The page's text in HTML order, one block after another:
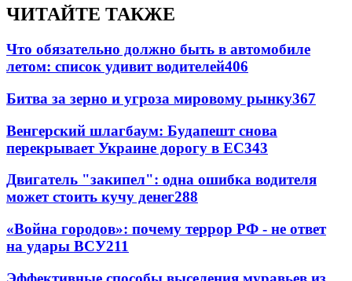
ЧИТАЙТЕ ТАКЖЕ
Что обязательно должно быть в автомобиле
летом: список удивит водителей406
Битва за зерно и угроза мировому рынку367
Венгерский шлагбаум: Будапешт снова
перекрывает Украине дорогу в ЕС343
Двигатель "закипел": одна ошибка водителя
может стоить кучу денег288
«Война городов»: почему террор РФ - не ответ
на удары ВСУ211